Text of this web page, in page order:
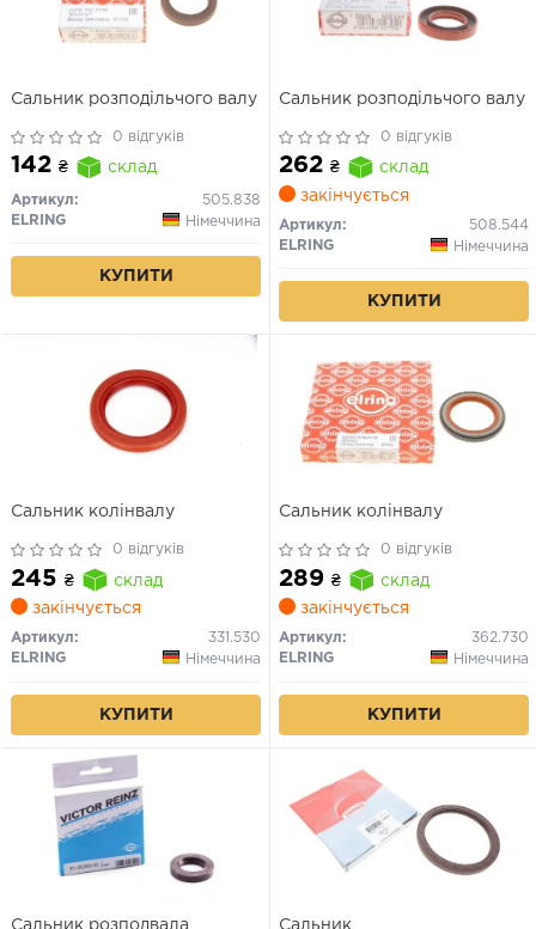
Сальник розподільчого валу
0 відгуків
142 ₴ склад
Артикул:
505.838
ELRING
Німеччина
КУПИТИ
Сальник розподільчого валу
0 відгуків
262 ₴
склад
закінчується
Артикул:
508.544
ELRING
Німеччина
КУПИТИ
Сальник колінвалу
0 відгуків
245 ₴
склад
закінчується
Артикул:
331.530
ELRING
Німеччина
КУПИТИ
Сальник колінвалу
0 відгуків
289 ₴
склад
закінчується
Артикул:
362.730
ELRING
Німеччина
КУПИТИ
Сальник розподвала
Сальник